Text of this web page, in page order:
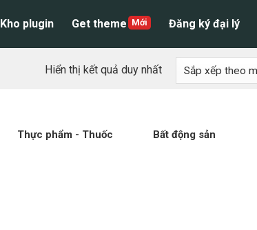
Kho plugin Get theme Đăng ký đại lý
Hiển thị kết quả duy nhất
Thực phẩm - Thuốc Bất động sản